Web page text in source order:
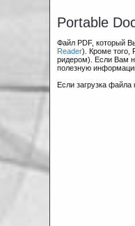
Portable
Файл PDF, который
Reader). Кроме того,
ридером). Если Вам
полезную
Если загрузка